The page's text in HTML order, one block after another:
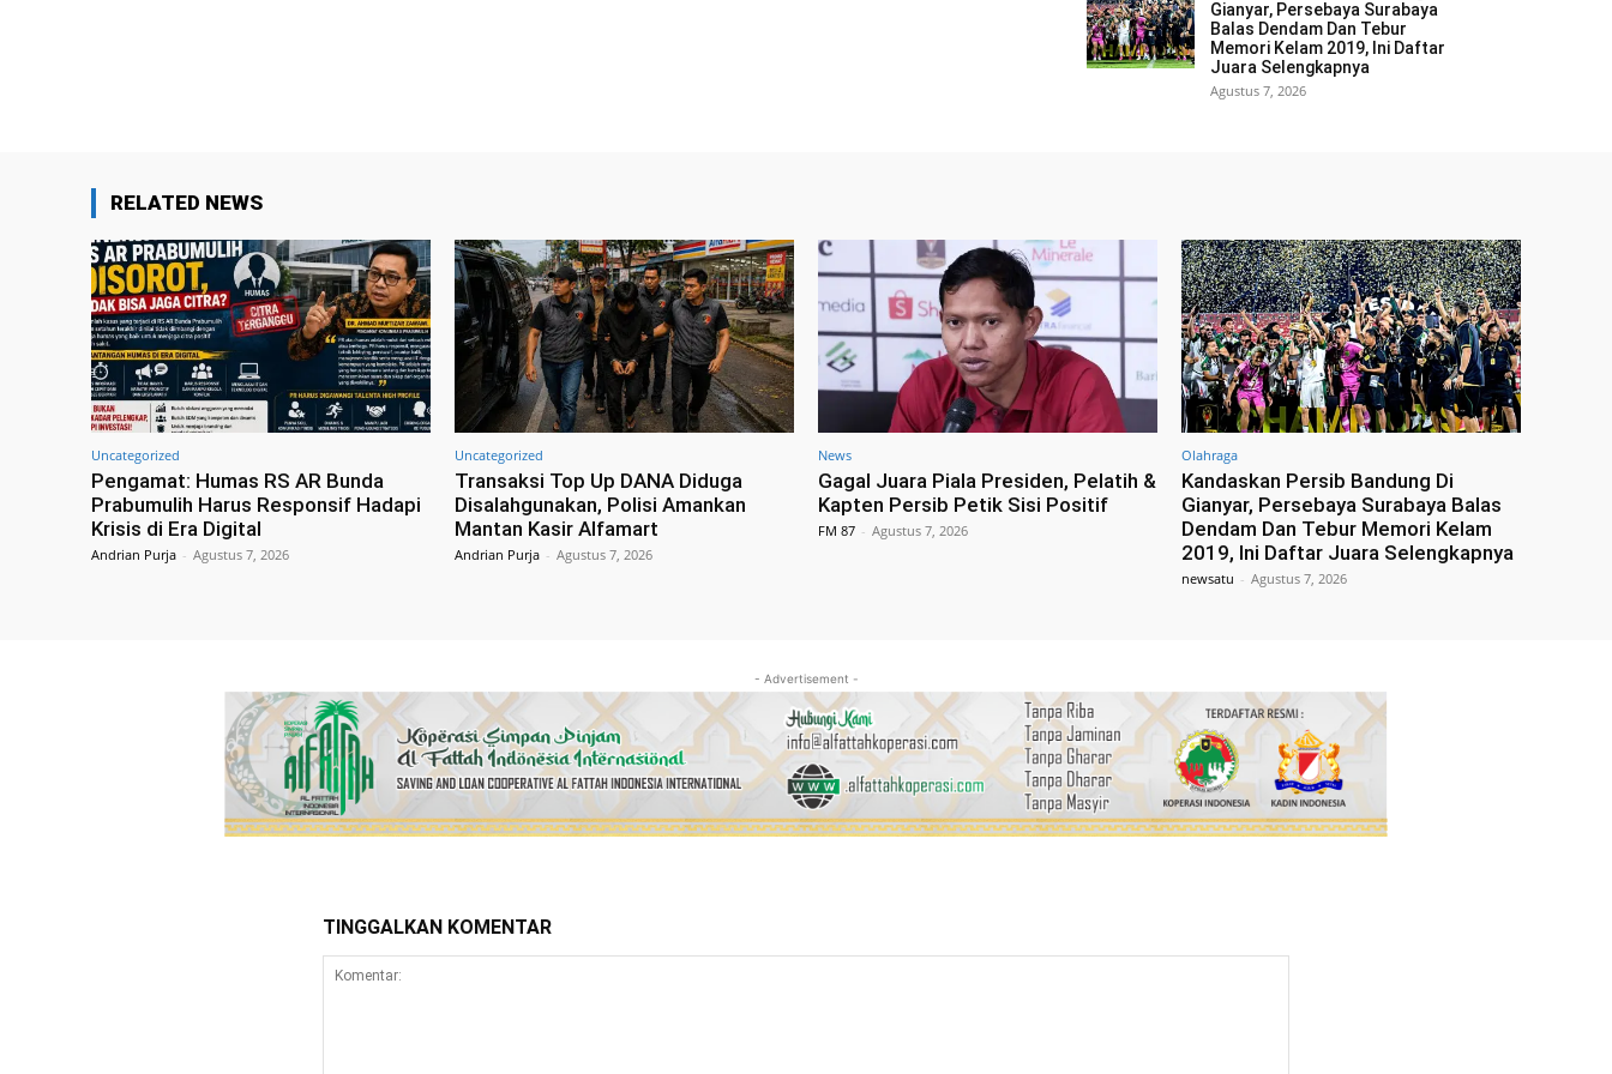
Gianyar, Persebaya Surabaya
Balas Dendam Dan Tebur
Memori Kelam 2019, Ini Daftar
Juara Selengkapnya
Agustus 7, 2026
RELATED NEWS
Uncategorized
Pengamat: Humas RS AR Bunda
Prabumulih Harus Responsif Hadapi
Krisis di Era Digital
Andrian Purja - Agustus 7, 2026
Uncategorized
Transaksi Top Up DANA Diduga
Disalahgunakan, Polisi Amankan
Mantan Kasir Alfamart
Andrian Purja - Agustus 7, 2026
News
Gagal Juara Piala Presiden, Pelatih &
Kapten Persib Petik Sisi Positif
FM 87 - Agustus 7, 2026
Olahraga
Kandaskan Persib Bandung Di
Gianyar, Persebaya Surabaya Balas
Dendam Dan Tebur Memori Kelam
2019, Ini Daftar Juara Selengkapnya
newsatu - Agustus 7, 2026
- Advertisement -
TINGGALKAN KOMENTAR